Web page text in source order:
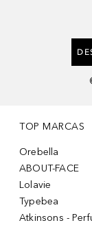
TOP MARCAS
Orebella
ABOUT-FACE
Lolavie
Typebea
Atkinsons -